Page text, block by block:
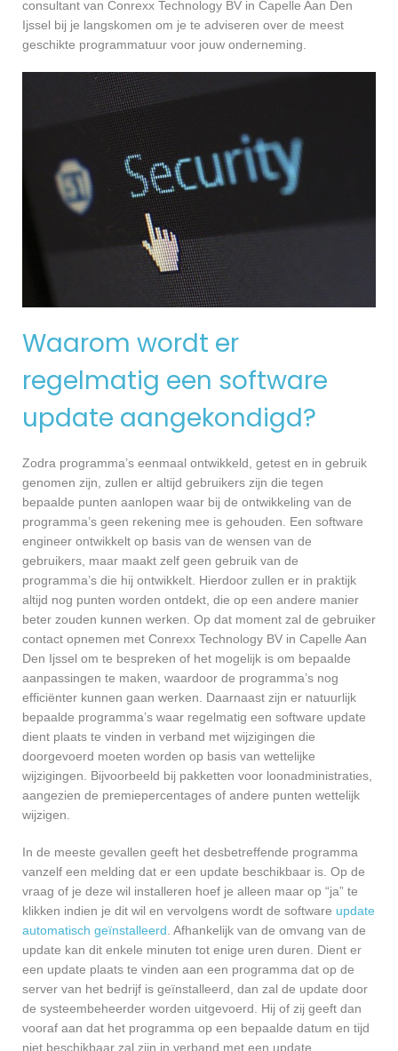
consultant van Conrexx Technology BV in Capelle Aan Den
Ijssel bij je langskomen om je te adviseren over de meest
geschikte programmatuur voor jouw onderneming.
Waarom wordt er
regelmatig een software
update aangekondigd?
Zodra programma’s eenmaal ontwikkeld, getest en in gebruik
genomen zijn, zullen er altijd gebruikers zijn die tegen
bepaalde punten aanlopen waar bij de ontwikkeling van de
programma’s geen rekening mee is gehouden. Een software
engineer ontwikkelt op basis van de wensen van de
gebruikers, maar maakt zelf geen gebruik van de
programma’s die hij ontwikkelt. Hierdoor zullen er in praktijk
altijd nog punten worden ontdekt, die op een andere manier
beter zouden kunnen werken. Op dat moment zal de gebruiker
contact opnemen met Conrexx Technology BV in Capelle Aan
Den Ijssel om te bespreken of het mogelijk is om bepaalde
aanpassingen te maken, waardoor de programma’s nog
efficiënter kunnen gaan werken. Daarnaast zijn er natuurlijk
bepaalde programma’s waar regelmatig een software update
dient plaats te vinden in verband met wijzigingen die
doorgevoerd moeten worden op basis van wettelijke
wijzigingen. Bijvoorbeeld bij pakketten voor loonadministraties,
aangezien de premiepercentages of andere punten wettelijk
wijzigen.
In de meeste gevallen geeft het desbetreffende programma
vanzelf een melding dat er een update beschikbaar is. Op de
vraag of je deze wil installeren hoef je alleen maar op “ja” te
klikken indien je dit wil en vervolgens wordt de software update
automatisch geïnstalleerd. Afhankelijk van de omvang van de
update kan dit enkele minuten tot enige uren duren. Dient er
een update plaats te vinden aan een programma dat op de
server van het bedrijf is geïnstalleerd, dan zal de update door
de systeembeheerder worden uitgevoerd. Hij of zij geeft dan
vooraf aan dat het programma op een bepaalde datum en tijd
niet beschikbaar zal zijn in verband met een update.